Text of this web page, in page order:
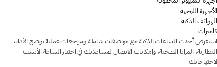
الأجهزة اللوحية
الهواتف الذكية
كاميرات
استعرض أحدث الساعات الذكية مع مواصفات شاملة ومراجعات عملية توضح الأداء،
البطارية، المزايا الصحية، وإمكانات الاتصال لمساعدتك في اختيار الساعة الأنسب
لاحتياجاتك